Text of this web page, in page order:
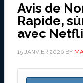
2020
Avis de
Rapide,
avec
15 JANVIER 2020 BY